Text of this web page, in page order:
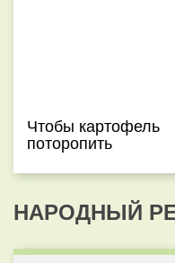
Чтобы картофель
поторопить
НАРОДНЫЙ